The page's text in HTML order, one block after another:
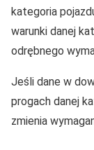
kategoria
warunki danej
odrębnego
Jeśli dane w
progach danej
zmienia